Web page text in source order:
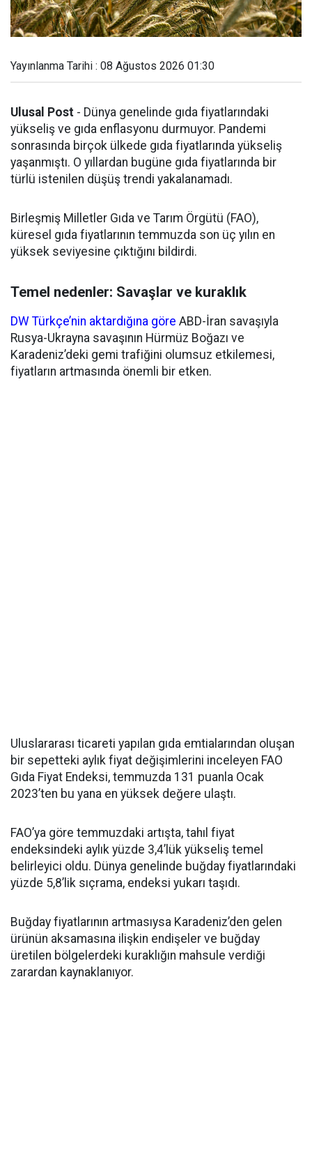
Yayınlanma Tarihi : 08 Ağustos 2026 01:30
Ulusal Post - Dünya genelinde gıda fiyatlarındaki
yükseliş ve gıda enflasyonu durmuyor. Pandemi
sonrasında birçok ülkede gıda fiyatlarında yükseliş
yaşanmıştı. O yıllardan bugüne gıda fiyatlarında bir
türlü istenilen düşüş trendi yakalanamadı.
Birleşmiş Milletler Gıda ve Tarım Örgütü (FAO),
küresel gıda fiyatlarının temmuzda son üç yılın en
yüksek seviyesine çıktığını bildirdi.
Temel nedenler: Savaşlar ve kuraklık
DW Türkçe’nin aktardığına göre ABD-İran savaşıyla
Rusya-Ukrayna savaşının Hürmüz Boğazı ve
Karadeniz’deki gemi trafiğini olumsuz etkilemesi,
fiyatların artmasında önemli bir etken.
Uluslararası ticareti yapılan gıda emtialarından oluşan
bir sepetteki aylık fiyat değişimlerini inceleyen FAO
Gıda Fiyat Endeksi, temmuzda 131 puanla Ocak
2023’ten bu yana en yüksek değere ulaştı.
FAO’ya göre temmuzdaki artışta, tahıl fiyat
endeksindeki aylık yüzde 3,4’lük yükseliş temel
belirleyici oldu. Dünya genelinde buğday fiyatlarındaki
yüzde 5,8’lik sıçrama, endeksi yukarı taşıdı.
Buğday fiyatlarının artmasıysa Karadeniz’den gelen
ürünün aksamasına ilişkin endişeler ve buğday
üretilen bölgelerdeki kuraklığın mahsule verdiği
zarardan kaynaklanıyor.